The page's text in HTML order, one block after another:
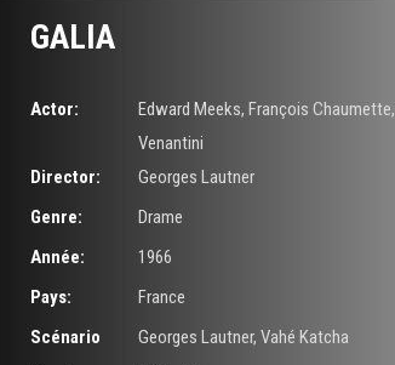
GALIA
Actor: Edward Meeks, François Chaumette,
Venantini
Director:
Georges Lautner
Genre:
Drame
Année:
1966
Pays:
France
Scénario
Georges Lautner, Vahé Katcha